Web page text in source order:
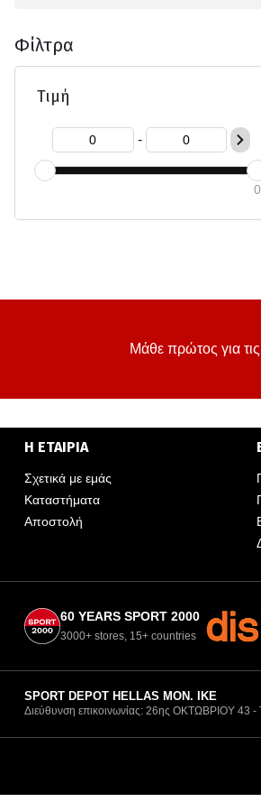
Φίλτρα
Τιμή
-
0
Μάθε πρώτος για
Η ΕΤΑΙΡΙΑ
Σχετικά με εμάς
Καταστήματα
Αποστολή
60 YEARS SPORT 2000
3000+ stores, 15+ countries
SPORT DEPOT HELLAS ΜΟΝ. ΙΚΕ
Διεύθυνση επικοινωνίας: 26ης ΟΚΤΩΒΡΙΟΥ 43